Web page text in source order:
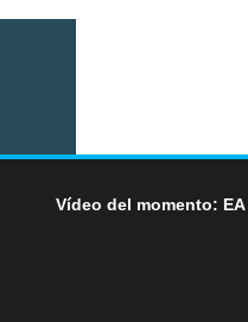
Vídeo del momento: